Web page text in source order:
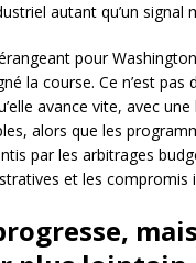
autant qu’un signal
pour
la course. Ce n’est
avance vite, avec
alors que les
par les arbitrages
et les compromis